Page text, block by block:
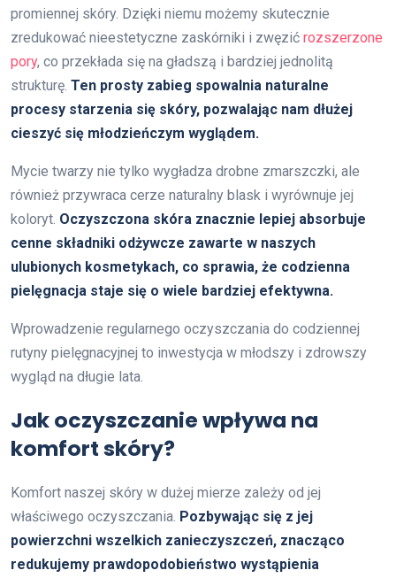
promiennej skóry. Dzięki niemu możemy skutecznie
zredukować nieestetyczne zaskórniki i zwęzić rozszerzone
pory, co przekłada się na gładszą i bardziej jednolitą
strukturę. Ten prosty zabieg spowalnia naturalne
procesy starzenia się skóry, pozwalając nam dłużej
cieszyć się młodzieńczym wyglądem.
Mycie twarzy nie tylko wygładza drobne zmarszczki, ale
również przywraca cerze naturalny blask i wyrównuje jej
koloryt. Oczyszczona skóra znacznie lepiej absorbuje
cenne składniki odżywcze zawarte w naszych
ulubionych kosmetykach, co sprawia, że codzienna
pielęgnacja staje się o wiele bardziej efektywna.
Wprowadzenie regularnego oczyszczania do codziennej
rutyny pielęgnacyjnej to inwestycja w młodszy i zdrowszy
wygląd na długie lata.
Jak oczyszczanie wpływa na
komfort skóry?
Komfort naszej skóry w dużej mierze zależy od jej
właściwego oczyszczania. Pozbywając się z jej
powierzchni wszelkich zanieczyszczeń, znacząco
redukujemy prawdopodobieństwo wystąpienia